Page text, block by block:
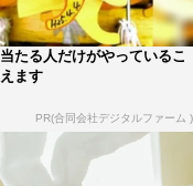
すか？
事が上手くいってい
忘れずに活動してい
たる人だけがやっているこ
ます
PR(合同会社デジタルファーム )